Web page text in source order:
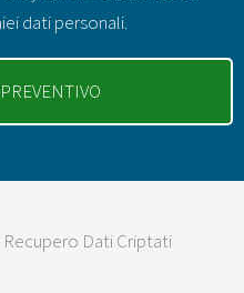
dati personali.
Recupero Dati Criptati